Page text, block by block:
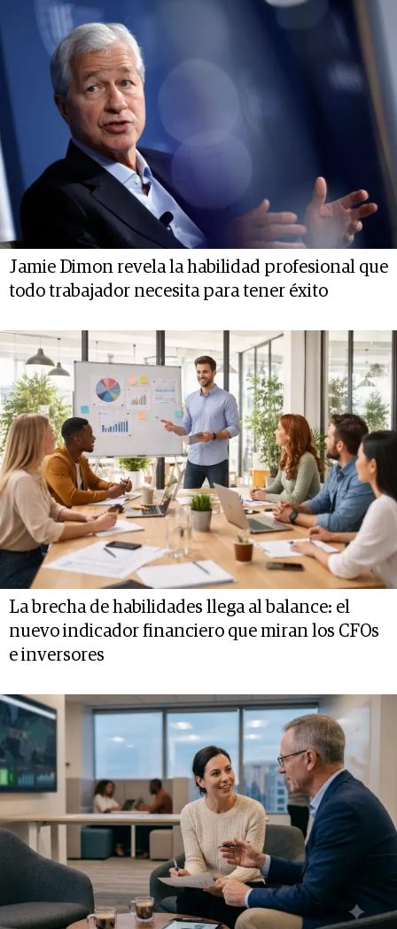
Jamie Dimon revela la habilidad profesional que
todo trabajador necesita para tener éxito
La brecha de habilidades llega al balance: el
nuevo indicador financiero que miran los CFOs
e inversores